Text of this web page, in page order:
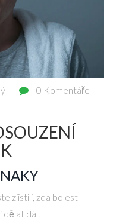
0 Komentáře
zjistili, zda bolest
dělat dál.